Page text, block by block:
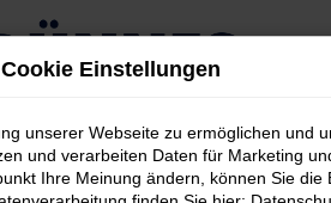
Cookie Einstellungen
unserer Webseite zu ermöglichen und
und verarbeiten Daten für Marketing
Ihre Meinung ändern, können Sie